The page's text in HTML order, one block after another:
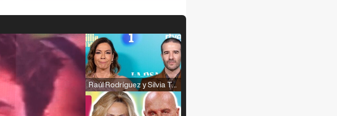
Raúl Rodríguez y Silvia Taulés nos cuentan su papel en 'La familia de la tele'